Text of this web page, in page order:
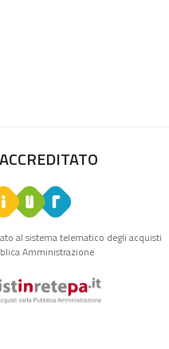
al sistema telematico degli acquisti
Amministrazione